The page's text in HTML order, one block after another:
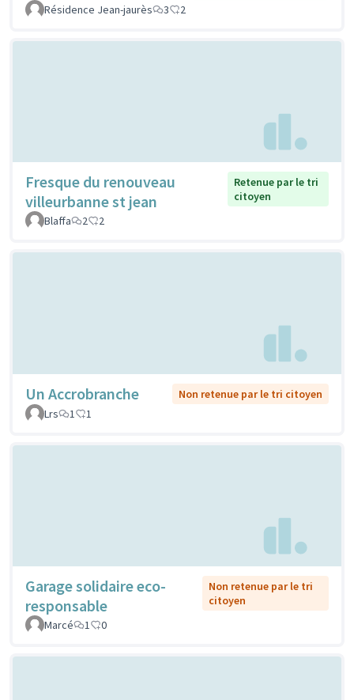
Résidence Jean-jaurès
3 2
Fresque du renouveau
villeurbanne st jean
Retenue par le tri
citoyen
Blaffa
2 2
Un Accrobranche
Non retenue par le tri citoyen
Lrs
1 1
Garage solidaire eco-
responsable
Non retenue par le tri
citoyen
Marcé
1 0